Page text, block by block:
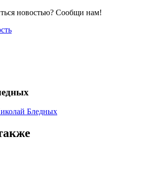
новостью? Сообщи нам!
Бледных